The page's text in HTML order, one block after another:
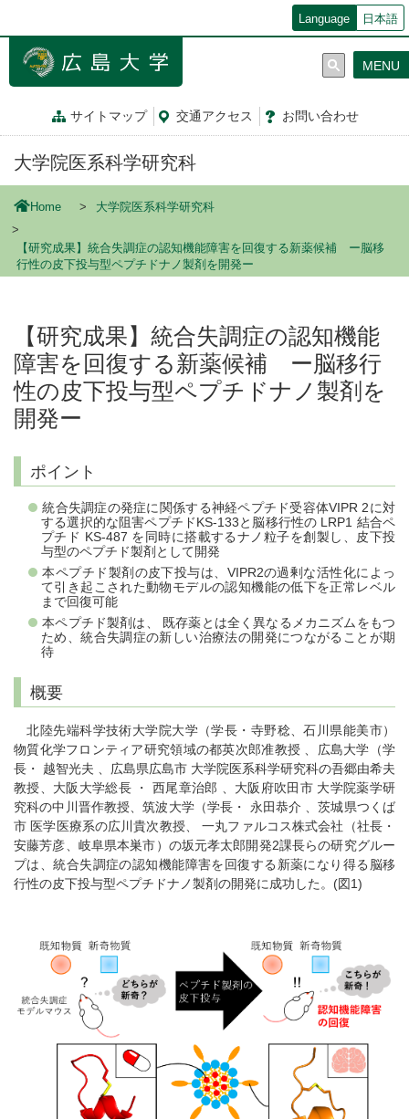
ン
Language 日本語
サイトマップ 交通アクセス お問い合わせ
MENU
大学院医系科学研究科
Home 大学院医系科学研究科
【研究成果】統合失調症の認知機能障害を回復する新薬候補 ー脳移
行性の皮下投与型ペプチドナノ製剤を開発ー
【研究成果】統合失調症の認知機能
障害を回復する新薬候補 ー脳移行
性の皮下投与型ペプチドナノ製剤を
開発ー
ポイント
統合失調症の発症に関係する神経ペプチド受容体VIPR 2に対
する選択的な阻害ペプチドKS-133と脳移行性の LRP1 結合ペ
プチド KS-487 を同時に搭載するナノ粒子を創製し、皮下投
与型のペプチド製剤として開発
本ペプチド製剤の皮下投与は、VIPR2の過剰な活性化によっ
て引き起こされた動物モデルの認知機能の低下を正常レベル
まで回復可能
本ペプチド製剤は、 既存薬とは全く異なるメカニズムをもつ
ため、統合失調症の新しい治療法の開発につながることが期
待
概要
北陸先端科学技術大学院大学（学長・寺野稔、石川県能美市）
物質化学フロンティア研究領域の都英次郎准教授 、広島大学（学
長・ 越智光夫 、広島県広島市 大学院医系科学研究科の吾郷由希夫
教授、大阪大学総長 ・ 西尾章治郎 、大阪府吹田市 大学院薬学研
究科の中川晋作教授、筑波大学（学長・ 永田恭介 、茨城県つくば
市 医学医療系の広川貴次教授、 一丸ファルコス株式会社（社長・
安藤芳彦、岐阜県本巣市）の坂元孝太郎開発2課長らの研究グルー
プは、統合失調症の認知機能障害を回復する新薬になり得る脳移
行性の皮下投与型ペプチドナノ製剤の開発に成功した。(図1)